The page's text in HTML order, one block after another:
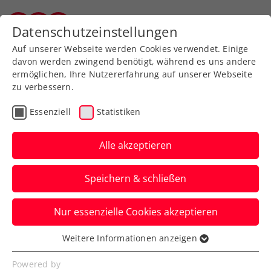
Zurück zur Newsübersicht
Rollstuhltennis
ATP-Challenger Poznan:
Misolic stürmt zum
nächsten Titel und zu
neuen Höhen
Österreichs amtierender Staatsmeister ist
Datenschutzeinstellungen
Auf unserer Webseite werden Cookies verwendet. Einige
davon werden zwingend benötigt, während es uns andere
ermöglichen, Ihre Nutzererfahrung auf unserer Webseite
zu verbessern.
Essenziell Statistiken
Alle akzeptieren
Speichern & schließen
Nur essenzielle Cookies akzeptieren
Essenziell
Essenzielle Cookies werden für grundlegende
Weitere Informationen anzeigen
Powered by